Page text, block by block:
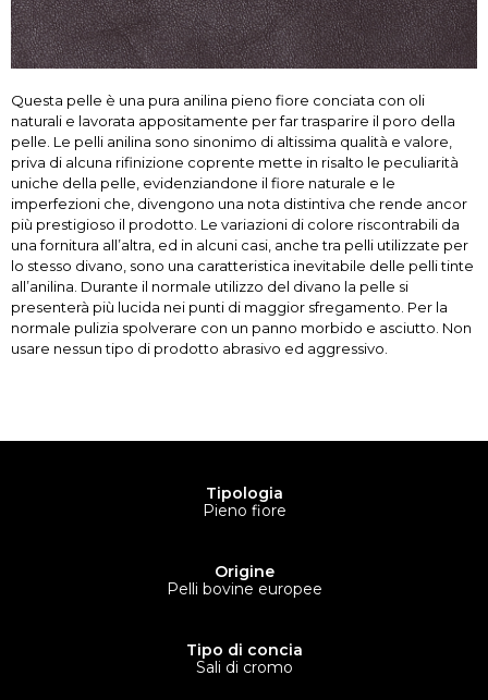
Questa pelle è una pura anilina pieno fiore conciata con oli
naturali e lavorata appositamente per far trasparire il poro della
pelle. Le pelli anilina sono sinonimo di altissima qualità e valore,
priva di alcuna rifinizione coprente mette in risalto le peculiarità
uniche della pelle, evidenziandone il fiore naturale e le
imperfezioni che, divengono una nota distintiva che rende ancor
più prestigioso il prodotto. Le variazioni di colore riscontrabili da
una fornitura all’altra, ed in alcuni casi, anche tra pelli utilizzate per
lo stesso divano, sono una caratteristica inevitabile delle pelli tinte
all’anilina. Durante il normale utilizzo del divano la pelle si
presenterà più lucida nei punti di maggior sfregamento. Per la
normale pulizia spolverare con un panno morbido e asciutto. Non
usare nessun tipo di prodotto abrasivo ed aggressivo.
Tipologia
Pieno fiore
Origine
Pelli bovine europee
Tipo di concia
Sali di cromo